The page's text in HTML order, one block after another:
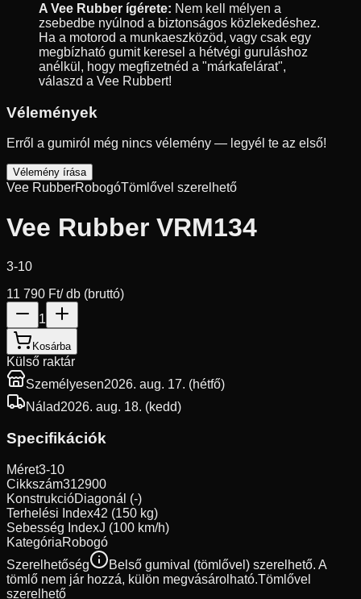
A Vee Rubber ígérete: Nem kell mélyen a
zsebedbe nyúlnod a biztonságos közlekedéshez.
Ha a motorod a munkaeszközöd, vagy csak egy
megbízható gumit keresel a hétvégi guruláshoz
anélkül, hogy megfizetnéd a "márkafelárat",
válaszd a Vee Rubbert!
Vélemények
Erről a gumiról még nincs vélemény — legyél te az első!
Vélemény írása
Vee RubberRobogóTömlővel szerelhető
Vee Rubber VRM134
3-10
11 790 Ft/ db (bruttó)
1
Kosárba
Külső raktár
Személyesen2026. aug. 17. (hétfő)
Nálad2026. aug. 18. (kedd)
Specifikációk
Méret3-10
Cikkszám312900
KonstrukcióDiagonál (-)
Terhelési Index42 (150 kg)
Sebesség IndexJ (100 km/h)
KategóriaRobogó
Szerelhetőség
Belső gumival (tömlővel) szerelhető. A
tömlő nem jár hozzá, külön megvásárolható.Tömlővel
szerelhető